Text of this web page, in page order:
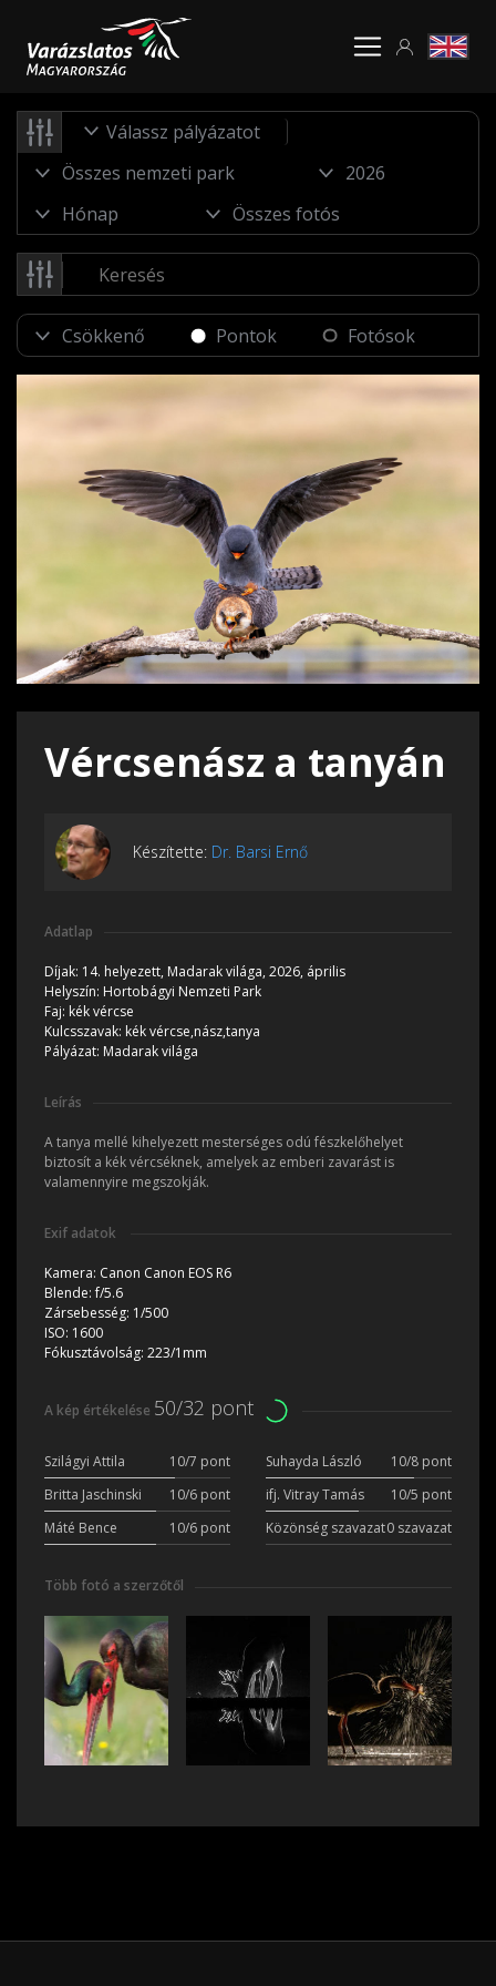
Válassz pályázatot
Pontok Fotósok
Vércsenász a tanyán
Készítette: Dr. Barsi Ernő
Adatlap
Díjak: 14. helyezett, Madarak világa, 2026, április
Helyszín: Hortobágyi Nemzeti Park
Faj: kék vércse
Kulcsszavak: kék vércse,nász,tanya
Pályázat: Madarak világa
Leírás
A tanya mellé kihelyezett mesterséges odú fészkelőhelyet
biztosít a kék vércséknek, amelyek az emberi zavarást is
valamennyire megszokják.
Exif adatok
Kamera: Canon Canon EOS R6
Blende:f/5.6
Zársebesség: 1/500
ISO: 1600
Fókusztávolság: 223/1mm
A kép értékelése 50/32 pont
Szilágyi Attila 10/7 pont Suhayda László
10/8 pont
Britta Jaschinski
10/6 pont ifj. Vitray Tamás
10/5 pont
Máté Bence
10/6 pont Közönség szavazat0 szavazat
Több fotó a szerzőtől